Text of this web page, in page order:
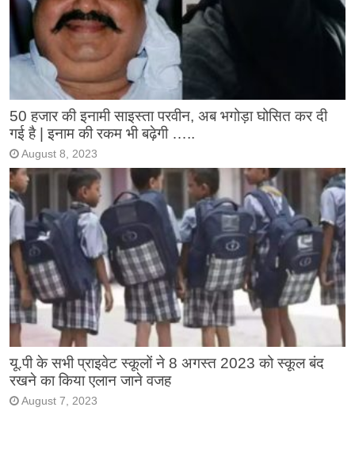
50 हजार की इनामी साइस्ता परवीन, अब भगोड़ा घोसित कर दी
गई है | इनाम की रकम भी बढ़ेगी …..
August 8, 2023
यू.पी के सभी प्राइवेट स्कूलों ने 8 अगस्त 2023 को स्कूल बंद
रखने का किया एलान जाने वजह
August 7, 2023